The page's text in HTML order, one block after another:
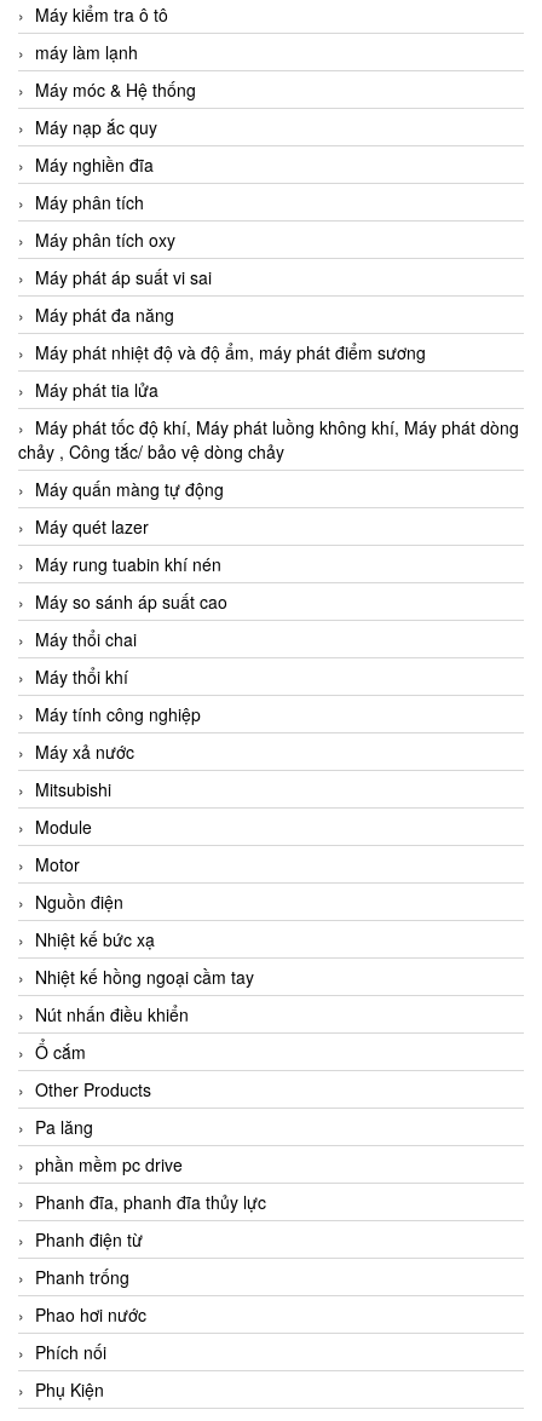
Máy kiểm tra ô tô
máy làm lạnh
Máy móc & Hệ thống
Máy nạp ắc quy
Máy nghiền đĩa
Máy phân tích
Máy phân tích oxy
Máy phát áp suất vi sai
Máy phát đa năng
Máy phát nhiệt độ và độ ẩm, máy phát điểm sương
Máy phát tia lửa
Máy phát tốc độ khí, Máy phát luồng không khí, Máy phát dòng
chảy , Công tắc/ bảo vệ dòng chảy
Máy quấn màng tự động
Máy quét lazer
Máy rung tuabin khí nén
Máy so sánh áp suất cao
Máy thổi chai
Máy thổi khí
Máy tính công nghiệp
Máy xả nước
Mitsubishi
Module
Motor
Nguồn điện
Nhiệt kế bức xạ
Nhiệt kế hồng ngoại cầm tay
Nút nhấn điều khiển
Ổ cắm
Other Products
Pa lăng
phần mềm pc drive
Phanh đĩa, phanh đĩa thủy lực
Phanh điện từ
Phanh trống
Phao hơi nước
Phích nối
Phụ Kiện